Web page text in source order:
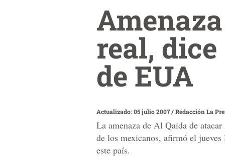
real,
de EUA
Actualizado: 05 julio 2007/Redacción La
La amenaza de Al Qaida de
de los mexicanos, afirmó el
este país.